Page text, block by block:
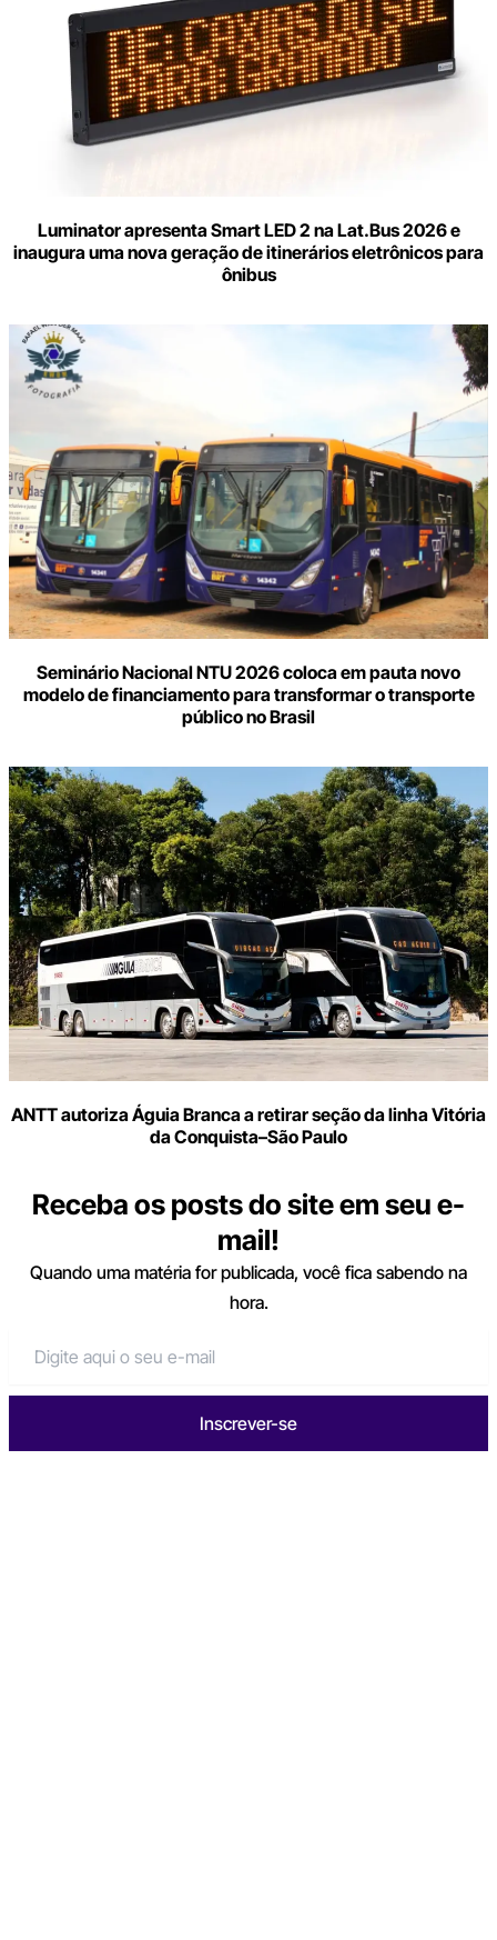
Luminator apresenta Smart LED 2 na Lat.Bus 2026 e
inaugura uma nova geração de itinerários eletrônicos para
ônibus
Seminário Nacional NTU 2026 coloca em pauta novo
modelo de financiamento para transformar o transporte
público no Brasil
ANTT autoriza Águia Branca a retirar seção da linha Vitória
da Conquista–São Paulo
Receba os posts do site em seu e-
mail!
Quando uma matéria for publicada, você fica sabendo na
hora.
Inscrever-se